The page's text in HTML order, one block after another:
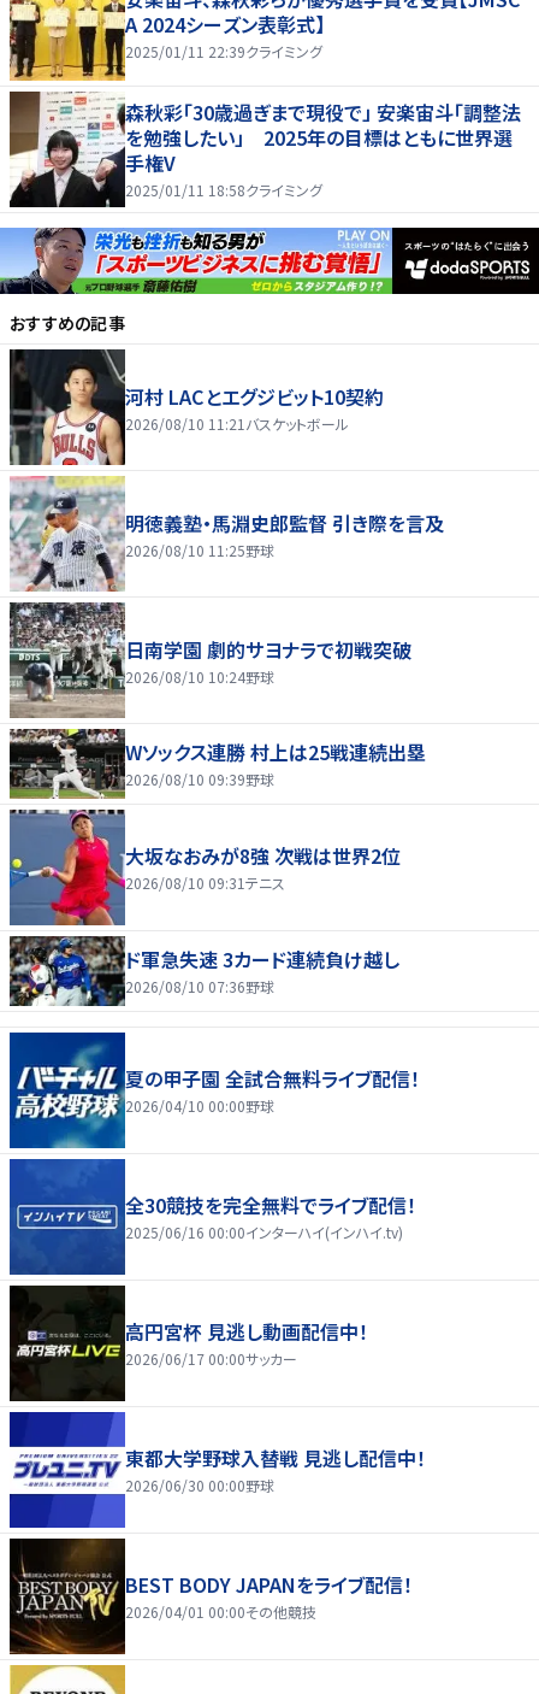
A 2024シーズン表彰式】
2025/01/11 22:39クライミング
森秋彩「30歳過ぎまで現役で」 安楽宙斗「調整法
を勉強したい」 2025年の目標はともに世界選
手権V
2025/01/11 18:58クライミング
おすすめの記事
河村 LACとエグジビット10契約
2026/08/10 11:21 バスケットボール
明徳義塾・馬淵史郎監督 引き際を言及
2026/08/10 11:25野球
日南学園 劇的サヨナラで初戦突破
2026/08/10 10:24野球
Wソックス連勝 村上は25戦連続出塁
2026/08/10 09:39野球
大坂なおみが8強 次戦は世界2位
2026/08/10 09:31テニス
ド軍急失速 3カード連続負け越し
2026/08/10 07:36野球
夏の甲子園 全試合無料ライブ配信！
2026/04/10 00:00野球
全30競技を完全無料でライブ配信！
2025/06/16 00:00インターハイ(インハイ.tv)
高円宮杯 見逃し動画配信中！
2026/06/17 00:00サッカー
東都大学野球入替戦 見逃し配信中！
2026/06/30 00:00野球
BEST BODY JAPANをライブ配信！
2026/04/01 00:00その他競技